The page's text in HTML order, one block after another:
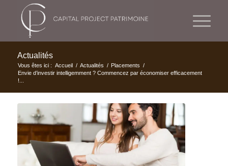
Actualités
Vous êtes ici : Accueil / Actualités / Placements /
Envie d’investir intelligemment ? Commencez par économiser efficacement
!...